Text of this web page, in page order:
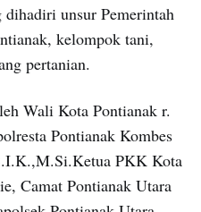
dihadiri unsur Pemerintah
kelompok tani,
pertanian.
Wali Kota Pontianak r.
Pontianak Kombes
PKK Kota
Camat Pontianak Utara